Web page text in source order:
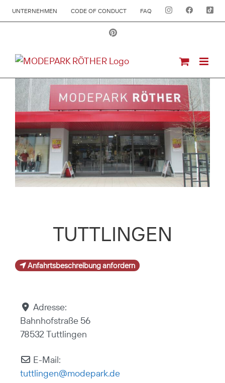
UNTERNEHMEN CODE OF CONDUCT FAQ
TUTTLINGEN
Anfahrtsbeschreibung anfordern
Adresse:
Bahnhofstraße 56
78532 Tuttlingen
E-Mail:
tuttlingen@modepark.de